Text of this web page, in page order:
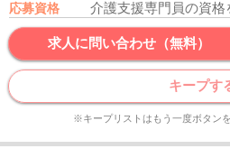
応募資格
求人に問い合わせ（無料）
キープす
※キープリストはもう一度ボタン